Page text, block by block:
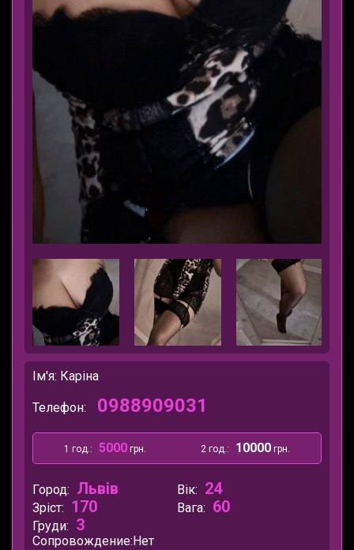
Ім'я: Каріна
Телефон: 0988909031
1 год.: 5000 грн. 2 год.: 10000грн.
Город: Львів Вік: 24
Зріст: 170 Вага: 60
Груди: 3
Сопровождение: Нет